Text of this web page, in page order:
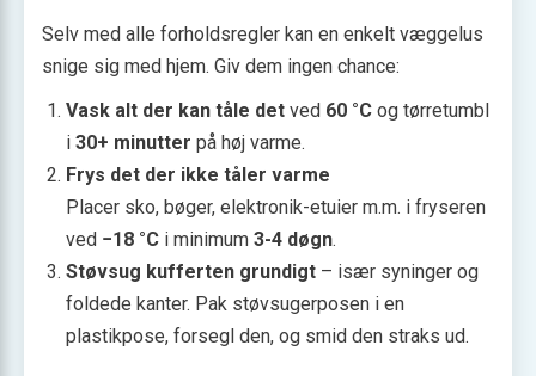
Selv med alle forholdsregler kan en enkelt væggelus
snige sig med hjem. Giv dem ingen chance:
Vask alt der kan tåle det ved 60 °C og tørretumbl
i 30+ minutter på høj varme.
Frys det der ikke tåler varme
Placer sko, bøger, elektronik-etuier m.m. i fryseren
ved −18 °C i minimum 3-4 døgn.
Støvsug kufferten grundigt – især syninger og
foldede kanter. Pak støvsugerposen i en
plastikpose, forsegl den, og smid den straks ud.